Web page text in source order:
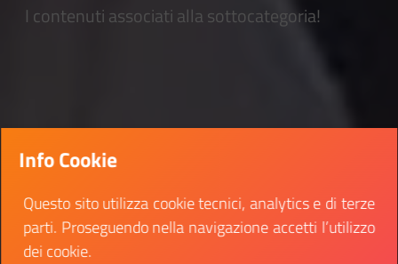
I contenuti associati alla sottocategoria!
Info Cookie
Questo sito utilizza cookie tecnici, analytics e di terze
parti. Proseguendo nella navigazione accetti l’utilizzo
dei cookie.